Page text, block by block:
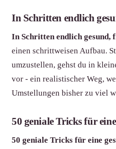
In Schritten endlich
In Schritten endlich gesund,
einen schrittweisen Aufbau.
umzustellen, gehst du in
vor - ein realistischer Weg,
Umstellungen bisher zu viel
50 geniale Tricks für
50 geniale Tricks für eine